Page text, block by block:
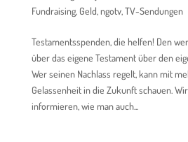
Fundraising, Geld,ngotv,TV-Sendungen
Testamentsspenden, die helfen! Den
über das eigene Testament über den
Wer seinen Nachlass regelt, kann mit
Gelassenheit in die Zukunft schauen.
informieren, wie man auch...